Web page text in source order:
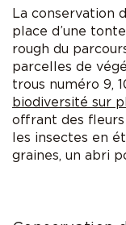
La conservation
place d’une
rough du
parcelles de
trous numéro 9,
biodiversité sur
offrant des
les insectes en
graines, un abri